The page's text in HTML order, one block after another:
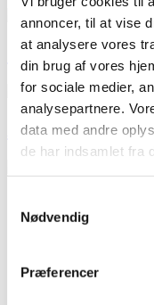
annoncer, til at vise
at analysere vores
din brug af vores
for sociale medier,
analysepartnere.
data med andre
de har indsamlet fra
Nødvendig
Præferencer
Sofie Mikkelsen
Albert